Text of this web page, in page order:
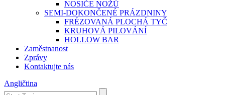
NOSIČE NOŽŮ
SEMI-DOKONČENÉ PRÁZDNINY
FRÉZOVANÁ PLOCHÁ TYČ
KRUHOVÁ PILOVÁNÍ
HOLLOW BAR
Zaměstnanost
Zprávy
Kontaktujte nás
Angličtina